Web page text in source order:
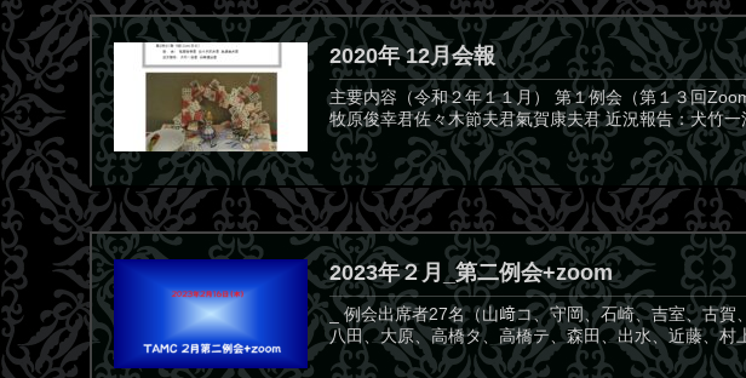
2020年 12月会報
主要内容（令和２年１１月） 第１例会（第１３回
牧原俊幸君佐々木節夫君氣賀康夫君 近況報告：犬竹
2023年２月_第二例会+zoom
_ 例会出席者27名（山﨑コ、守岡、石崎、吉室、古
八田、大原、高橋タ、高橋テ、森田、出水、近藤、